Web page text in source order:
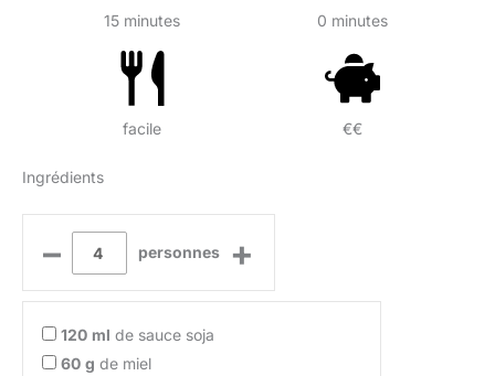
15 minutes 0 minutes
facile €€
Ingrédients
– personnes +
120 ml de sauce soja
60 g de miel